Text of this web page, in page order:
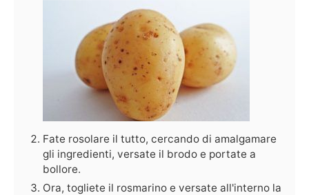
Fate rosolare il tutto, cercando di amalgamare
gli ingredienti, versate il brodo e portate a
bollore.
Ora, togliete il rosmarino e versate all'interno la